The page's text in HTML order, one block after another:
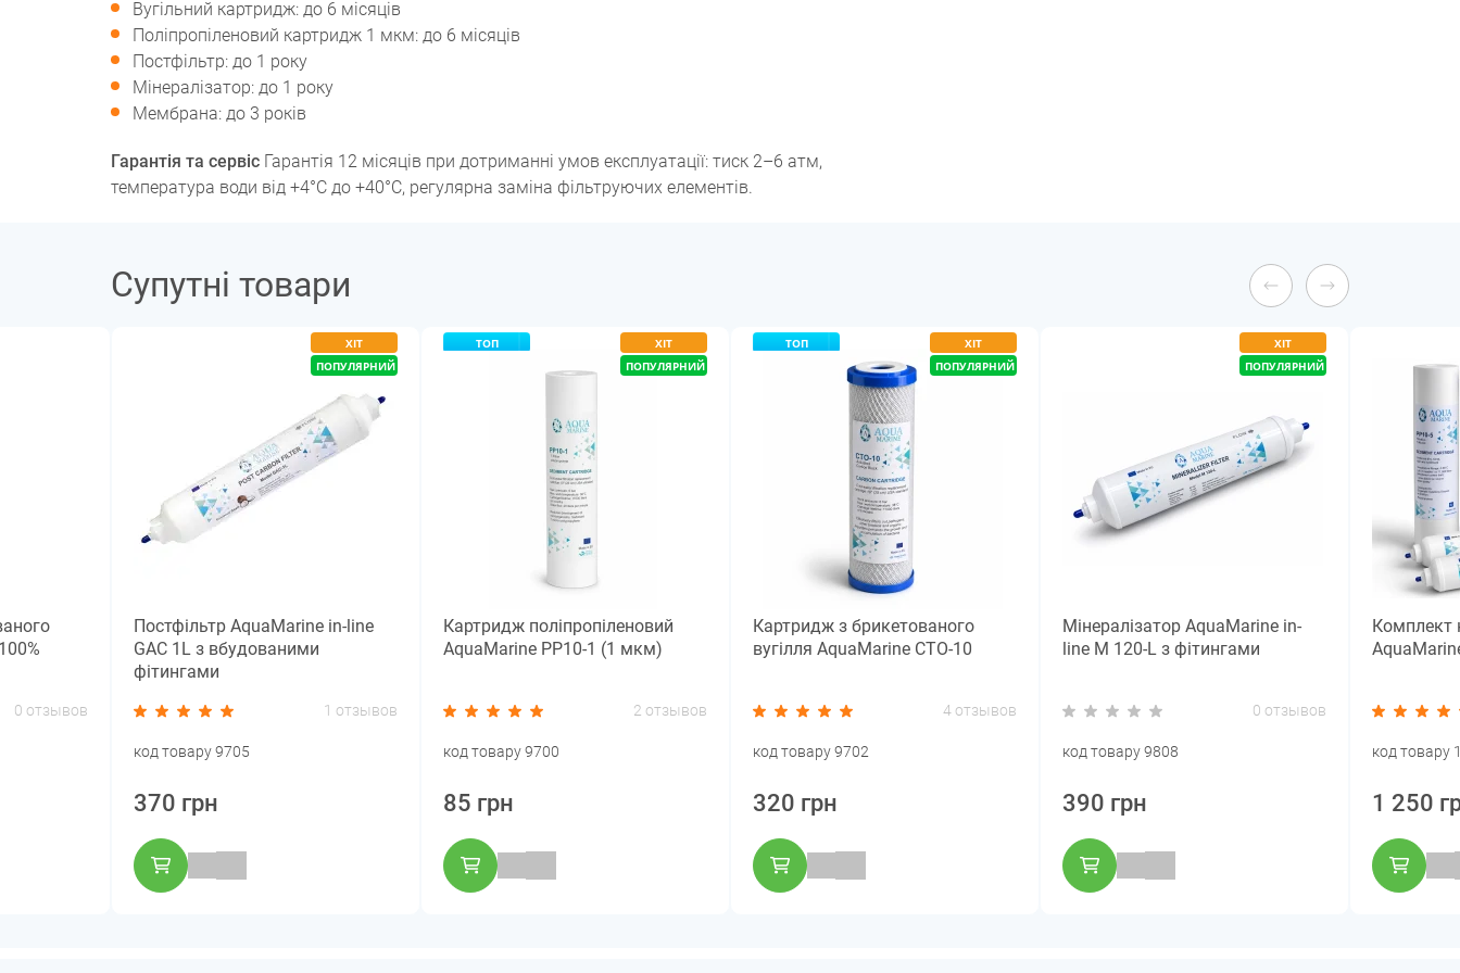
Вугільний картридж: до 6 місяців
Поліпропіленовий картридж 1 мкм: до 6 місяців
Постфільтр: до 1 року
Мінералізатор: до 1 року
Мембрана: до 3 років
Гарантія та сервіс Гарантія 12 місяців при дотриманні умов експлуатації: тиск 2–6 атм,
температура води від +4°C до +40°C, регулярна заміна фільтруючих елементів.
Супутні товари
0 отзывов
ХІТ
ПОПУЛЯРНИЙ
Постфільтр AquaMarine in-line
GAC 1L з вбудованими
фітингами
1 отзывов
код товару 9705
370 грн
ТОП
ХІТ
ПОПУЛЯРНИЙ
Картридж поліпропіленовий
AquaMarine PP10-1 (1 мкм)
2 отзывов
код товару 9700
85 грн
ТОП
ХІТ
ПОПУЛЯРНИЙ
Картридж з брикетованого
вугілля AquaMarine СТО-10
4 отзывов
код товару 9702
320 грн
ХІТ
ПОПУЛЯРНИЙ
Мінералізатор AquaMarine in-
line M 120-L з фітингами
0 отзывов
код товару 9808
390 грн
Комплект
код товару
1 250